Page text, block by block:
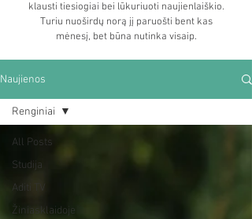
klausti tiesiogiai bei lūkuriuoti naujienlaiškio.
Turiu nuoširdų norą jį paruošti bent kas
mėnesį, bet būna nutinka visaip.
Naujienos
All Posts
Studija
Aditi TV
Žiniasklaidoje
Renginiai